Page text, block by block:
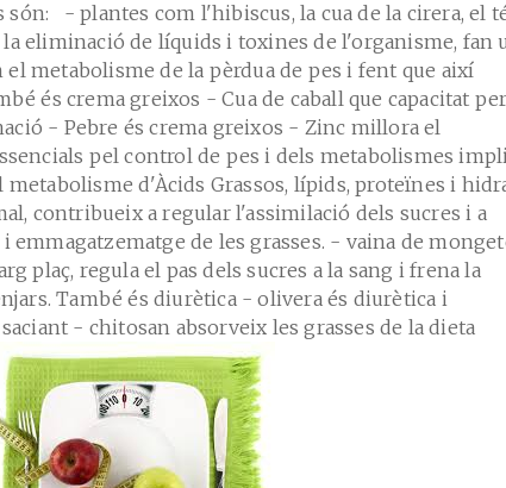
són: - plantes com l'hibiscus, la cua de la cirera, el
la eliminació de líquids i toxines de l'organisme, fan
metabolisme de la pèrdua de pes i fent que així
és crema greixos - Cua de caball que capacitat per
- Pebre és crema greixos - Zinc millora el
pel control de pes i dels metabolismes
d'Àcids Grassos, lípids, proteïnes i
contribueix a regular l'assimilació dels sucres i a
de les grasses. - vaina de
plaç, regula el pas dels sucres a la sang i frena la
També és diurètica - olivera és diurètica i
- chitosan absorveix les grasses de la dieta